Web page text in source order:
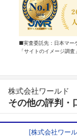
■実査委託先：日本マ
「サイトのイメージ調査」
株式会社ワールド
その他の評判・
[株式会社ワー